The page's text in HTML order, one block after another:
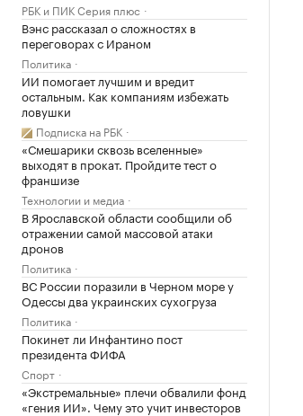
РБК и ПИК Серия плюс
Вэнс рассказал о сложностях в
переговорах с Ираном
Политика
ИИ помогает лучшим и вредит
остальным. Как компаниям избежать
ловушки
Подписка на РБК
«Смешарики сквозь вселенные»
выходят в прокат. Пройдите тест о
франшизе
Технологии и медиа
В Ярославской области сообщили об
отражении самой массовой атаки
дронов
Политика
ВС России поразили в Черном море у
Одессы два украинских сухогруза
Политика
Покинет ли Инфантино пост
президента ФИФА
Спорт
«Экстремальные» плечи обвалили фонд
«гения ИИ». Чему это учит инвесторов